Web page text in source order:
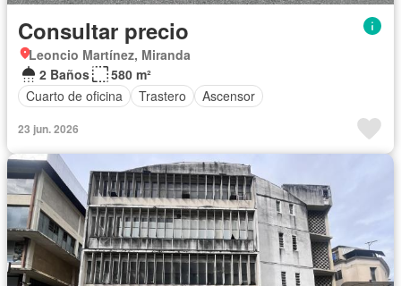
Consultar precio
Leoncio Martínez, Miranda
2 Baños
580 m²
Cuarto de oficina
Trastero Ascensor
23 jun. 2026